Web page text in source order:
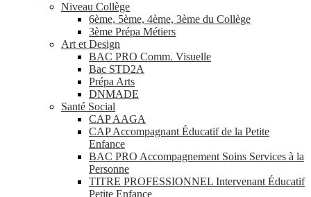
Niveau Collège
6ème, 5ème, 4ème, 3ème du Collège
3ème Prépa Métiers
Art et Design
BAC PRO Comm. Visuelle
Bac STD2A
Prépa Arts
DNMADE
Santé Social
CAP AAGA
CAP Accompagnant Éducatif de la Petite
Enfance
BAC PRO Accompagnement Soins Services à la
Personne
TITRE PROFESSIONNEL Intervenant Éducatif
Petite Enfance